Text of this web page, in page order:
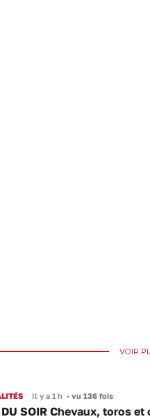
VOIR
Il y a 1 h •vu 136 fois
DU SOIR Chevaux, toros et